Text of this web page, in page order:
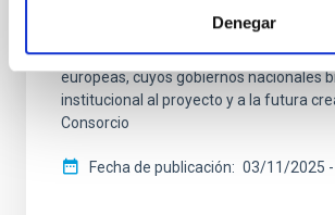
Denegar
investigación de toda Europa. La
transforma EST en una colaboración
europeas, cuyos gobiernos nacionales
institucional al proyecto y a la futura
Consorcio
Fecha de publicación 03/11/2025 -